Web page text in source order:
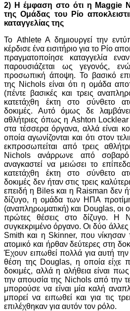
2) H έμφαση στο ότι η Maggie
της Ομάδας του Ρίο
καταγγελίας της
Το Athlete A δημιουργεί την
κέρδισε ένα εισιτήριο για το Ρίο
πραγματοποίησε καταγγελία
παρουσιάζεται ως γεγονός,
προσωπική άποψη. Το βασικό
της Nichols είναι ότι η ομάδα
(πέντε βασικές και τρεις
κατετάχθη έκτη στο σύνθετο
δοκιμές. Αυτό όμως δε
αθλήτριες όπως η Ashton Locklear
στα τέσσερα όργανα, αλλά είναι
οποία αγωνίζονται και ότι στον
εκπροσωπείται από τρεις
Nichols ανάρρωνε από σοβαρό
αναγκαστεί να μειώσει το
κατετάχθη έκτη στο σύνθετο
δοκιμές δεν ήταν στις τρεις
επειδή η Biles και η Raisman δεν
δίζυγο, η ομάδα των ΗΠΑ
(αναπληρωματική) και Douglas, οι
πρώτες θέσεις στο δίζυγο. Η
συγκεκριμένο όργανο. Οι δύο
Smith και η Skinner, που νίκησαν
ατομικό και ήρθαν δεύτερες στη
Έχουν ειπωθεί πολλά για αυτή
θέση της Douglas, η οποία είχε
δοκιμές, αλλά η αλήθεια είναι πως
την απουσία της Nichols από την
μπορούσε να είναι μία καλή
μπορεί να ειπωθεί και για τις
επιλέχθηκαν για αυτόν τον ρόλο.